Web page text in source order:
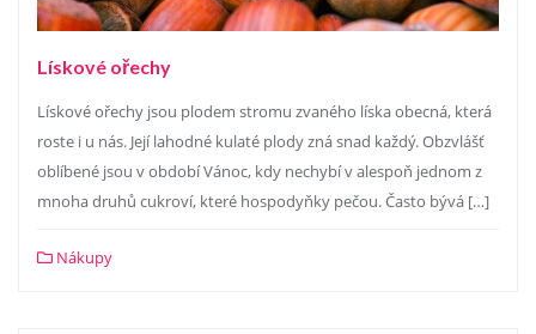
Lískové ořechy
Lískové ořechy jsou plodem stromu zvaného líska obecná, která
roste i u nás. Její lahodné kulaté plody zná snad každý. Obzvlášť
oblíbené jsou v období Vánoc, kdy nechybí v alespoň jednom z
mnoha druhů cukroví, které hospodyňky pečou. Často bývá […]
Nákupy